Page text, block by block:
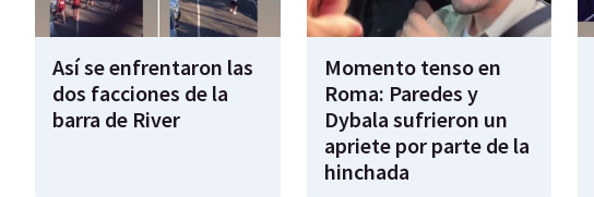
Así se enfrentaron las
dos facciones de la
barra de River
Momento tenso en
Roma: Paredes y
Dybala sufrieron un
apriete por parte de la
hinchada